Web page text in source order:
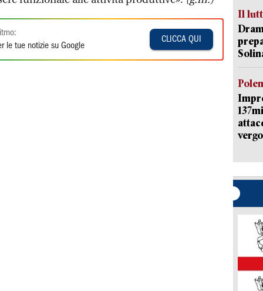
le tue notizie su Google
CLICCA QUI
Il